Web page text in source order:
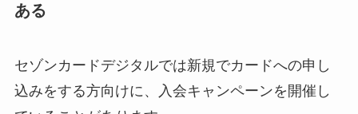
ある
セゾンカードデジタルでは新規でカードへの申し
込みをする方向けに、入会キャンペーンを開催し